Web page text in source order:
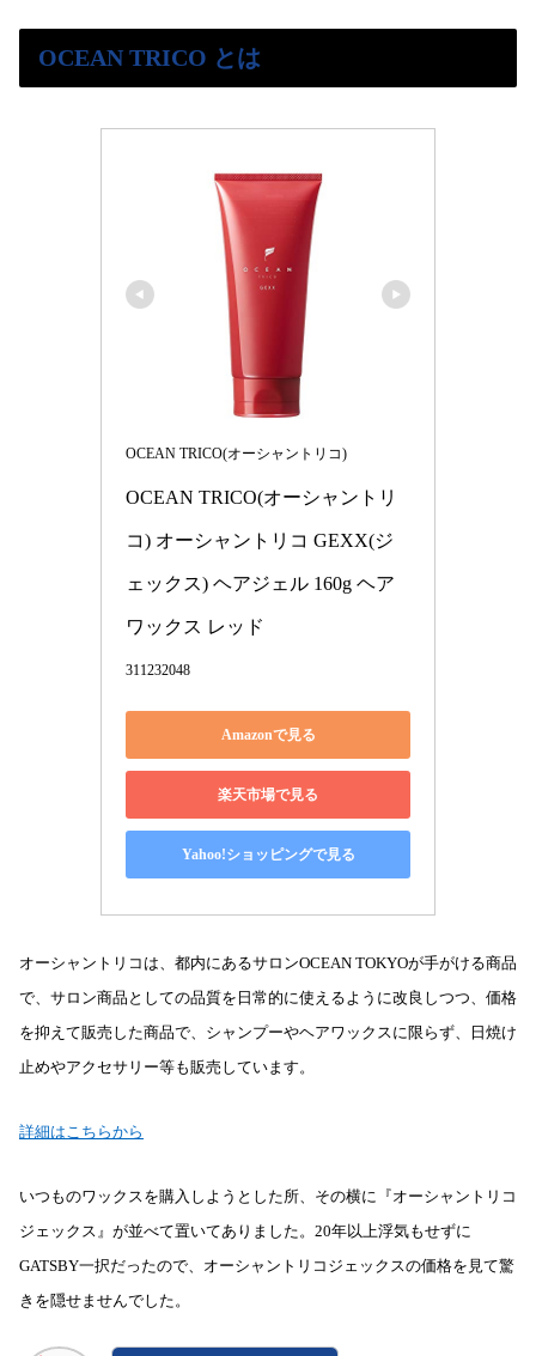
OCEAN TRICO とは
OCEAN TRICO(オーシャントリコ)
OCEAN TRICO(オーシャントリ
コ) オーシャントリコ GEXX(ジ
ェックス) ヘアジェル 160g ヘア
ワックス レッド
311232048
Amazonで見る
楽天市場で見る
Yahoo!ショッピングで見る
オーシャントリコは、都内にあるサロンOCEAN TOKYOが手がける商品
で、サロン商品としての品質を日常的に使えるように改良しつつ、価格
を抑えて販売した商品で、シャンプーやヘアワックスに限らず、日焼け
止めやアクセサリー等も販売しています。
詳細はこちらから
いつものワックスを購入しようとした所、その横に『オーシャントリコ
ジェックス』が並べて置いてありました。20年以上浮気もせずに
GATSBY一択だったので、オーシャントリコジェックスの価格を見て驚
きを隠せませんでした。